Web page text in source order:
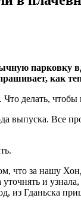
парковку
как
Все
за нашу
и
из Гданьска